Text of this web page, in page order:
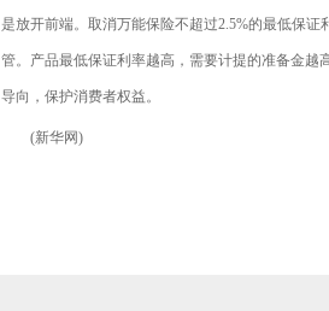
是放开前端。取消万能保险不超过2.5%的最低保
管。产品最低保证利率越高，需要计提的准备金
导向，保护消费者权益。
(新华网)